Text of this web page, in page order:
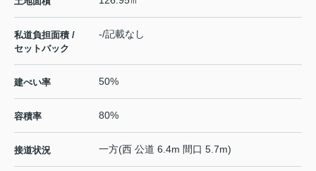
私道負担面積 /
セットバック
-/記載なし
建ぺい率 50%
容積率 80%
接道状況 一方(西 公道 6.4m 間口 5.7m)